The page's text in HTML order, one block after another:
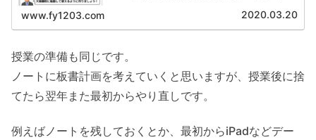
増えても、大規模校に転勤しても、すぐに使えるようにし
ておくと翌年以降はグッと楽になりますよ！
www.fy1203.com 2020.03.20
授業の準備も同じです。
ノートに板書計画を考えていくと思いますが、授業後に捨
てたら翌年また最初からやり直しです。
例えばノートを残しておくとか、最初からiPadなどデー